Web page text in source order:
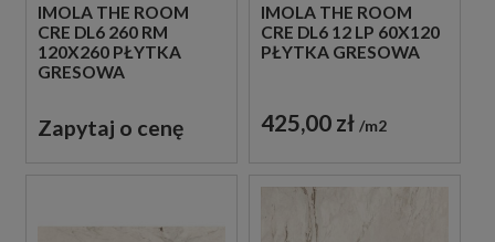
IMOLA THE ROOM
CRE DL6 260 RM
120X260 PŁYTKA
GRESOWA
Zapytaj o cenę
IMOLA THE ROOM
CRE DL6 12 LP 60X120
PŁYTKA GRESOWA
425,00 zł m2